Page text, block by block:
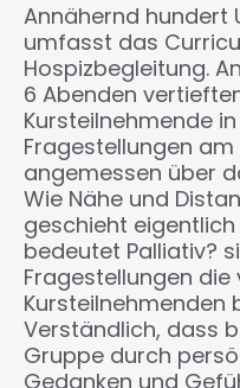
Annähernd hundert
umfasst das
Hospizbegleitung.
6 Abenden
Kursteilnehmende
Fragestellungen am
angemessen über
Wie Nähe und
geschieht
bedeutet Palliativ?
Fragestellungen die
Kursteilnehmenden
Verständlich, dass
Gruppe durch
Gedanken und